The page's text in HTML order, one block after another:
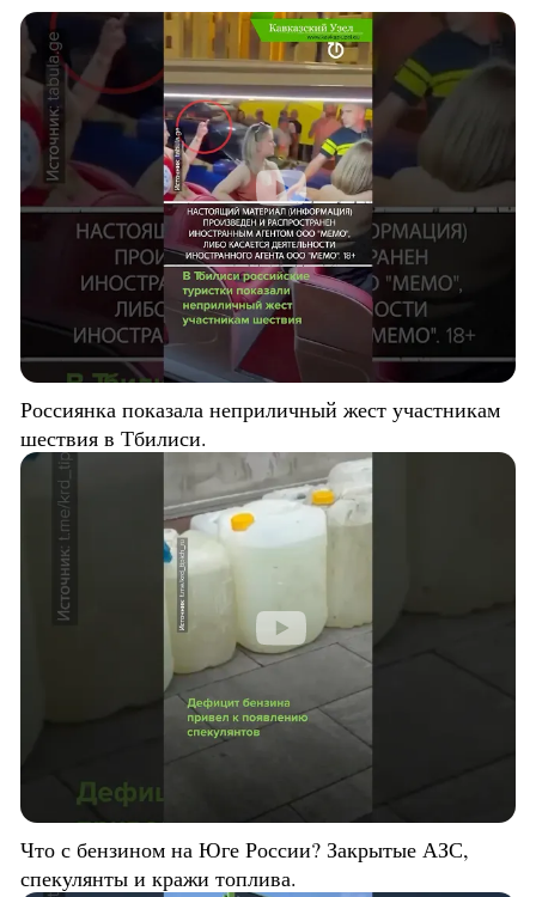
Россиянка показала неприличный жест участникам
шествия в Тбилиси.
Что с бензином на Юге России? Закрытые АЗС,
спекулянты и кражи топлива.